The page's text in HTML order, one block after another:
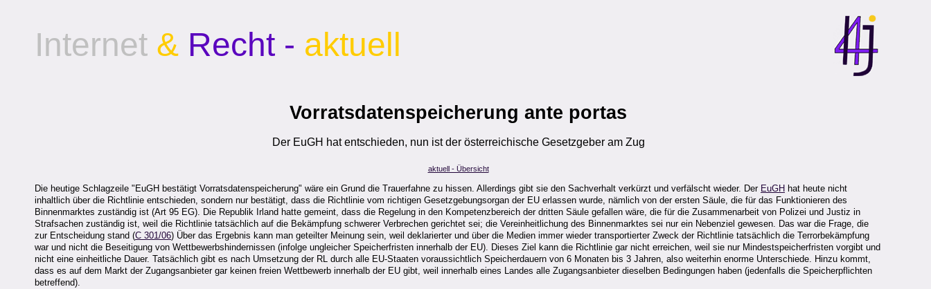
Internet & Recht - aktuell
Vorratsdatenspeicherung ante portas
Der EuGH hat entschieden, nun ist der österreichische Gesetzgeber am Zug
aktuell - Übersicht
Die heutige Schlagzeile "EuGH bestätigt Vorratsdatenspeicherung" wäre ein Grund die Trauerfahne zu hissen. Allerdings gibt sie den Sachverhalt verkürzt und verfälscht wieder. Der EuGH hat heute nicht
inhaltlich über die Richtlinie entschieden, sondern nur bestätigt, dass die Richtlinie vom richtigen Gesetzgebungsorgan der EU erlassen wurde, nämlich von der ersten Säule, die für das Funktionieren des
Binnenmarktes zuständig ist (Art 95 EG). Die Republik Irland hatte gemeint, dass die Regelung in den Kompetenzbereich der dritten Säule gefallen wäre, die für die Zusammenarbeit von Polizei und Justiz in
Strafsachen zuständig ist, weil die Richtlinie tatsächlich auf die Bekämpfung schwerer Verbrechen gerichtet sei; die Vereinheitlichung des Binnenmarktes sei nur ein Nebenziel gewesen. Das war die Frage, die
zur Entscheidung stand (C 301/06) Über das Ergebnis kann man geteilter Meinung sein, weil deklarierter und über die Medien immer wieder transportierter Zweck der Richtlinie tatsächlich die Terrorbekämpfung
war und nicht die Beseitigung von Wettbewerbshindernissen (infolge ungleicher Speicherfristen innerhalb der EU). Dieses Ziel kann die Richtlinie gar nicht erreichen, weil sie nur Mindestspeicherfristen vorgibt und
nicht eine einheitliche Dauer. Tatsächlich gibt es nach Umsetzung der RL durch alle EU-Staaten voraussichtlich Speicherdauern von 6 Monaten bis 3 Jahren, also weiterhin enorme Unterschiede. Hinzu kommt,
dass es auf dem Markt der Zugangsanbieter gar keinen freien Wettbewerb innerhalb der EU gibt, weil innerhalb eines Landes alle Zugangsanbieter dieselben Bedingungen haben (jedenfalls die Speicherpflichten
betreffend).